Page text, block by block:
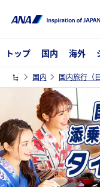
トップ 国内 海外
国内 国内旅行（